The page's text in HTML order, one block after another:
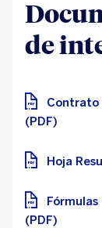
de
Contrato
(PDF)
Hoja
(PDF)